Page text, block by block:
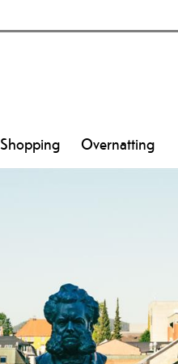
Shopping Overnatting